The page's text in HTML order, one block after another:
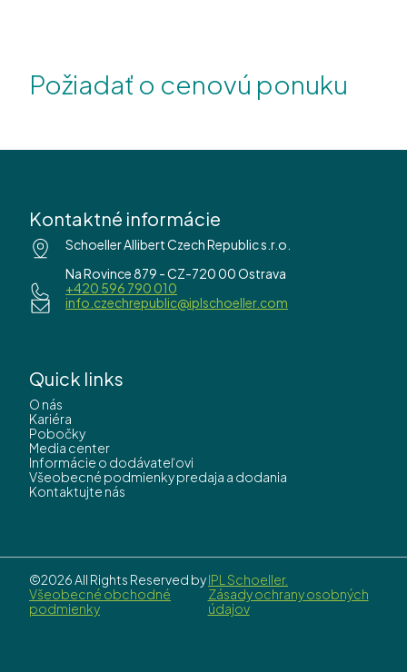
Požiadať o cenovú ponuku
Kontaktné informácie
Schoeller Allibert Czech Republic s.r.o.
Na Rovince 879 - CZ-720 00 Ostrava
+420 596 790 010
info.czechrepublic@iplschoeller.com
Quick links
O nás
Kariéra
Pobočky
Media center
Informácie o dodávateľovi
Všeobecné podmienky predaja a dodania
Kontaktujte nás
©2026 All Rights Reserved byIPL Schoeller.
Všeobecné obchodné
podmienky
Zásady ochrany osobných
údajov